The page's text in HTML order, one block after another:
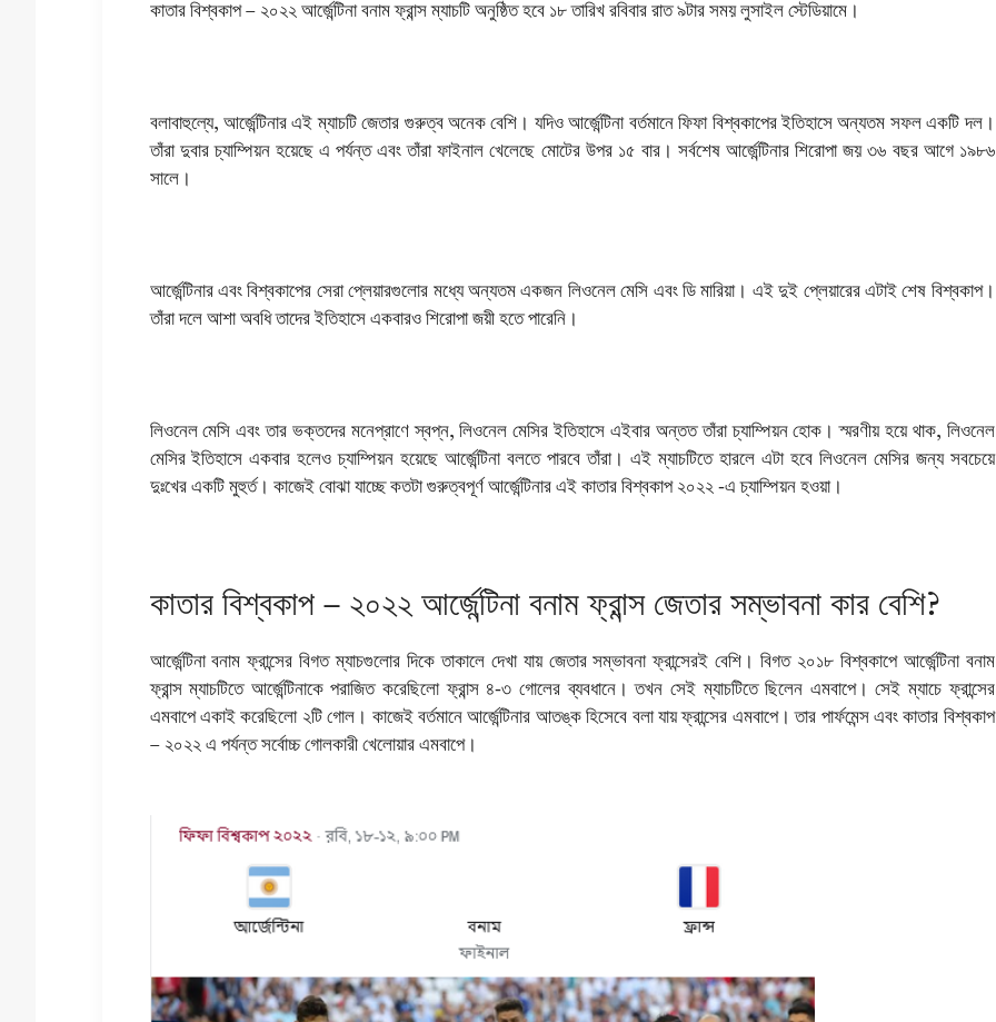
কাতার বিশ্বকাপ – ২০২২ আর্জেন্টিনা বনাম ফ্রান্স ম্যাচটি অনুষ্ঠিত হবে ১৮ তারিখ রবিবার রাত ৯টার সময় লুসাইল স্টেডিয়ামে।
বলাবাহুল্যে, আর্জেন্টিনার এই ম্যাচটি জেতার গুরুত্ব অনেক বেশি। যদিও আর্জেন্টিনা বর্তমানে ফিফা বিশ্বকাপের ইতিহাসে অন্যতম সফল একটি দল।
তাঁরা দুবার চ্যাম্পিয়ন হয়েছে এ পর্যন্ত এবং তাঁরা ফাইনাল খেলেছে মোটের উপর ১৫ বার। সর্বশেষ আর্জেন্টিনার শিরোপা জয় ৩৬ বছর আগে ১৯৮৬
সালে।
আর্জেন্টিনার এবং বিশ্বকাপের সেরা প্লেয়ারগুলোর মধ্যে অন্যতম একজন লিওনেল মেসি এবং ডি মারিয়া। এই দুই প্লেয়ারের এটাই শেষ বিশ্বকাপ।
তাঁরা দলে আশা অবধি তাদের ইতিহাসে একবারও শিরোপা জয়ী হতে পারেনি।
লিওনেল মেসি এবং তার ভক্তদের মনেপ্রাণে স্বপ্ন, লিওনেল মেসির ইতিহাসে এইবার অন্তত তাঁরা চ্যাম্পিয়ন হোক। স্মরণীয় হয়ে থাক, লিওনেল
মেসির ইতিহাসে একবার হলেও চ্যাম্পিয়ন হয়েছে আর্জেন্টিনা বলতে পারবে তাঁরা। এই ম্যাচটিতে হারলে এটা হবে লিওনেল মেসির জন্য সবচেয়ে
দুঃখের একটি মুহুর্ত। কাজেই বোঝা যাচ্ছে কতটা গুরুত্বপূর্ণ আর্জেন্টিনার এই কাতার বিশ্বকাপ ২০২২ -এ চ্যাম্পিয়ন হওয়া।
কাতার বিশ্বকাপ – ২০২২ আর্জেন্টিনা বনাম ফ্রান্স জেতার সম্ভাবনা কার বেশি?
আর্জেন্টিনা বনাম ফ্রান্সের বিগত ম্যাচগুলোর দিকে তাকালে দেখা যায় জেতার সম্ভাবনা ফ্রান্সেরই বেশি। বিগত ২০১৮ বিশ্বকাপে আর্জেন্টিনা বনাম
ফ্রান্স ম্যাচটিতে আর্জেন্টিনাকে পরাজিত করেছিলো ফ্রান্স ৪-৩ গোলের ব্যবধানে। তখন সেই ম্যাচটিতে ছিলেন এমবাপে। সেই ম্যাচে ফ্রান্সের
এমবাপে একাই করেছিলো ২টি গোল। কাজেই বর্তমানে আর্জেন্টিনার আতঙ্ক হিসেবে বলা যায় ফ্রান্সের এমবাপে। তার পার্ফমেন্স এবং কাতার বিশ্বকাপ
– ২০২২ এ পর্যন্ত সর্বোচ্চ গোলকারী খেলোয়ার এমবাপে।